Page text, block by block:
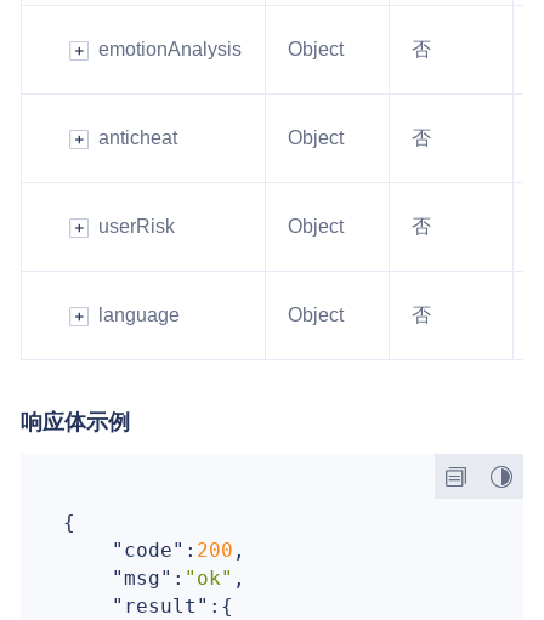
emotionAnalysis Object 否
anticheat Object 否
userRisk Object 否
language Object 否
响应体示例
{
"code" : 200 ,
"msg" : "ok" ,
"result" :{